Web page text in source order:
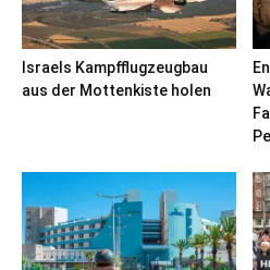
Israels Kampfflugzeugbau
aus der Mottenkiste holen